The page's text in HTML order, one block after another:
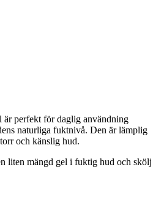
är perfekt för daglig användning
naturliga fuktnivå. Den är lämplig
och känslig hud.
liten mängd gel i fuktig hud och skölj